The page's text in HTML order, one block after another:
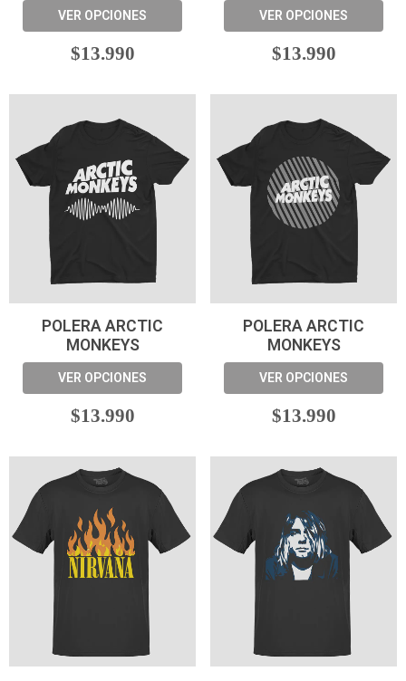
VER OPCIONES
$13.990
VER OPCIONES
$13.990
POLERA ARCTIC
MONKEYS
VER OPCIONES
$13.990
POLERA ARCTIC
MONKEYS
VER OPCIONES
$13.990